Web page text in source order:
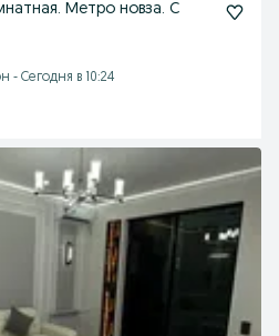
Метро новза. С
- Сегодня в 10:24